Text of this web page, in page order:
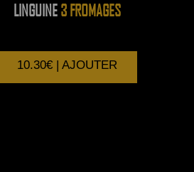
LINGUINE3 FROMAGES
10.30€ | AJOUTER